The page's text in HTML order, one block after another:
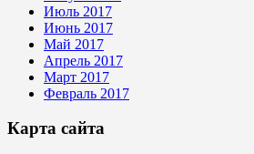
Июль 2017
Июнь 2017
Май 2017
Апрель 2017
Март 2017
Февраль 2017
Карта сайта